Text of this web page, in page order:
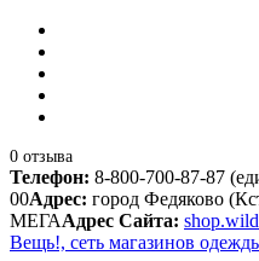
0 отзыва
Телефон: 8-800-700-87-87
00Адрес: город Федяково
МЕГААдрес Сайта:
Вещь!, сеть магазинов